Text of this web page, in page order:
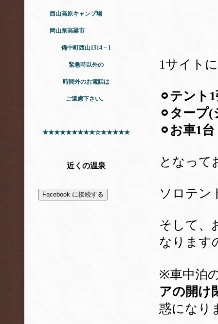
西山高原キャンプ場
岡山県高梁市
備中町西山1314－1
緊急時以外の
時間外のお電話は
ご遠慮下さい。
★★★★★★★★★☆★★★★★
近くの温泉
Facebook に接続する
1サイト
⚪︎テント
⚪︎タープ
⚪︎お車1台
となって
ソロテン
そして、
なります
※車中泊
アの開け
惑になり